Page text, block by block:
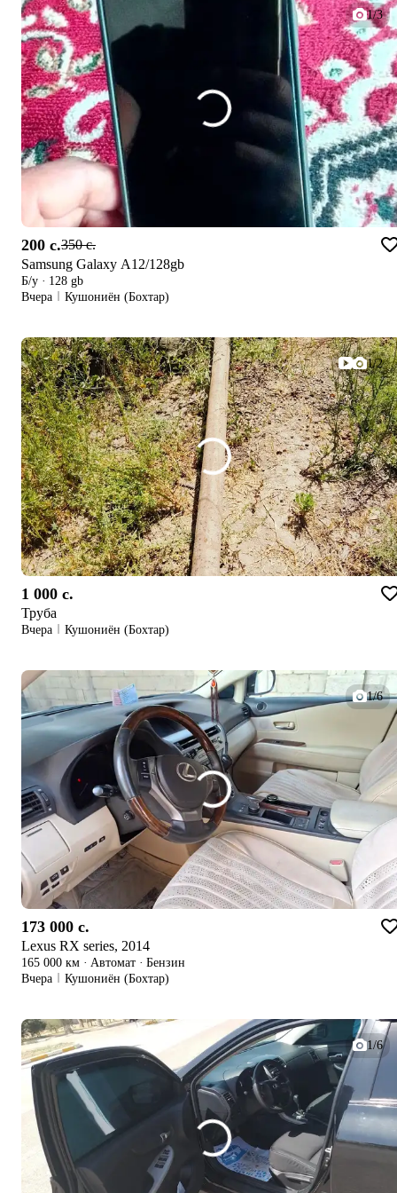
1/3
200 c.350 c.
Samsung Galaxy A12/128gb
Б/у · 128 gb
Вчера
Кушониён (Бохтар)
1/2
1 000 c.
Труба
Вчера Кушониён (Бохтар)
1/6
173 000 c.
Lexus RX series, 2014
165 000 км · Автомат · Бензин
Вчера
Кушониён (Бохтар)
1/6